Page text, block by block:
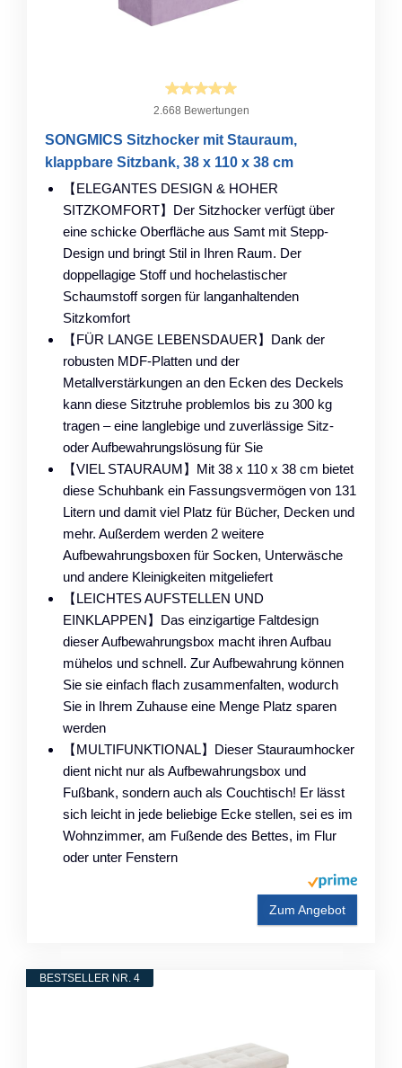
2.668 Bewertungen
SONGMICS Sitzhocker mit Stauraum,
klappbare Sitzbank, 38 x 110 x 38 cm
【ELEGANTES DESIGN & HOHER
SITZKOMFORT】Der Sitzhocker verfügt über
eine schicke Oberfläche aus Samt mit Stepp-
Design und bringt Stil in Ihren Raum. Der
doppellagige Stoff und hochelastischer
Schaumstoff sorgen für langanhaltenden
Sitzkomfort
【FÜR LANGE LEBENSDAUER】Dank der
robusten MDF-Platten und der
Metallverstärkungen an den Ecken des Deckels
kann diese Sitztruhe problemlos bis zu 300 kg
tragen – eine langlebige und zuverlässige Sitz-
oder Aufbewahrungslösung für Sie
【VIEL STAURAUM】Mit 38 x 110 x 38 cm bietet
diese Schuhbank ein Fassungsvermögen von 131
Litern und damit viel Platz für Bücher, Decken und
mehr. Außerdem werden 2 weitere
Aufbewahrungsboxen für Socken, Unterwäsche
und andere Kleinigkeiten mitgeliefert
【LEICHTES AUFSTELLEN UND
EINKLAPPEN】Das einzigartige Faltdesign
dieser Aufbewahrungsbox macht ihren Aufbau
mühelos und schnell. Zur Aufbewahrung können
Sie sie einfach flach zusammenfalten, wodurch
Sie in Ihrem Zuhause eine Menge Platz sparen
werden
【MULTIFUNKTIONAL】Dieser Stauraumhocker
dient nicht nur als Aufbewahrungsbox und
Fußbank, sondern auch als Couchtisch! Er lässt
sich leicht in jede beliebige Ecke stellen, sei es im
Wohnzimmer, am Fußende des Bettes, im Flur
oder unter Fenstern
Zum Angebot
BESTSELLER NR. 4